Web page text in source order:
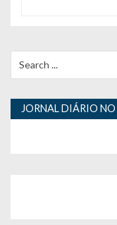
o
d
e
for:
JORNAL DIÁRIO